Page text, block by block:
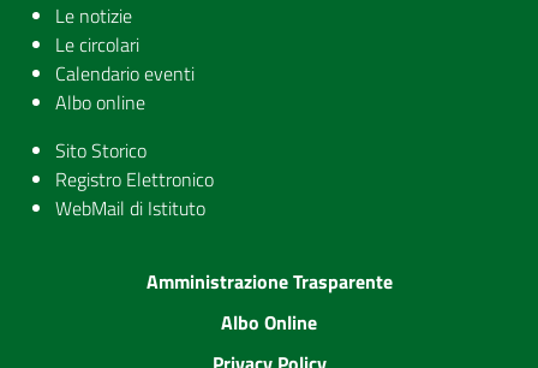
Le notizie
Le circolari
Calendario eventi
Albo online
Sito Storico
Registro Elettronico
WebMail di Istituto
Amministrazione Trasparente
Albo Online